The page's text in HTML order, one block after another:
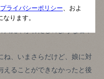
者さんのために尽くそうと思
ね、いまさらだけど、娘に対
えることができなかったと後
プライバシーポリシー 、およ
ります。